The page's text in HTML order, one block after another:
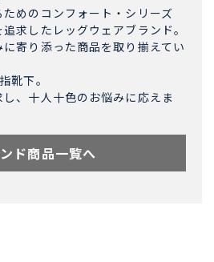
めのコンフォート・シリーズ
求したレッグウェアブランド。
寄り添った商品を取り揃えてい
靴下。
、十人十色のお悩みに応えま
ド商品一覧へ